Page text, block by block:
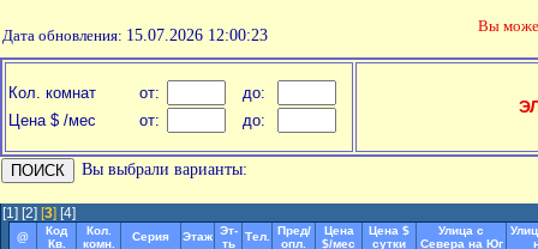
Дата обновления: 15.07.2026 12:00:23
Вы
Кол. комнат от:
до:
Цена $ /мес
от: до:
Вы выбрали варианты:
[1] [2] [3] [4]
@
Код
Кв.
Кол.
комн.
Серия Этаж Эт-
ть
Тел.
Пред/
опл.
Цена
$/мес
Цена $
сутки
Улица с
Севера на Юг